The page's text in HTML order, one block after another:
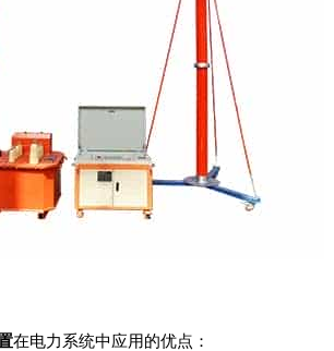
在电力系统中应用的优点：